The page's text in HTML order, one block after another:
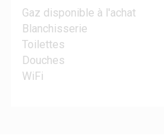
Gaz disponible à l'achat
Blanchisserie
Toilettes
Douches
WiFi